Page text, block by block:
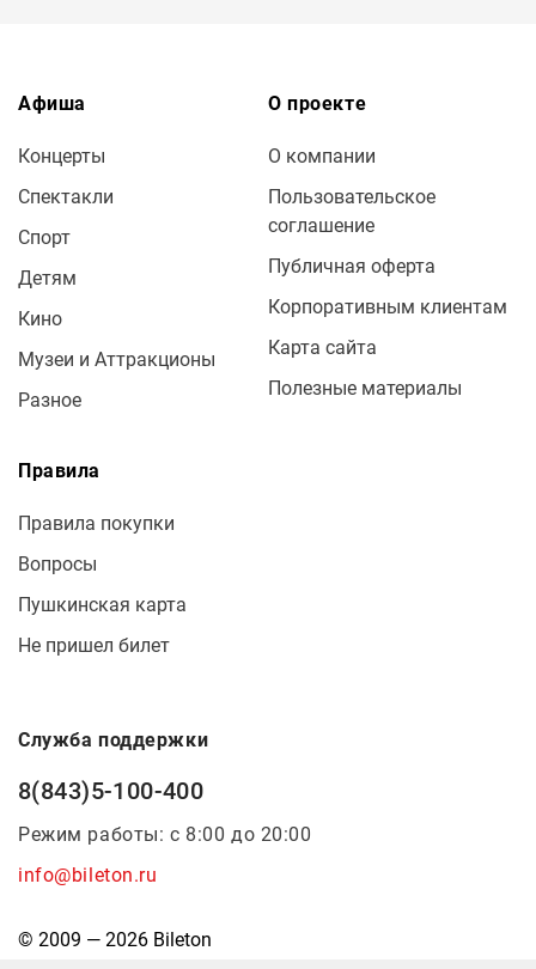
Афиша
Концерты
Спектакли
Спорт
Детям
Кино
Музеи и Аттракционы
Разное
О проекте
О компании
Пользовательское
соглашение
Публичная оферта
Корпоративным клиентам
Карта сайта
Полезные материалы
Правила
Правила покупки
Вопросы
Пушкинская карта
Не пришел билет
Служба поддержки
8(843)5-100-400
Режим работы: с 8:00 до 20:00
info@bileton.ru
© 2009 — 2026 Bileton